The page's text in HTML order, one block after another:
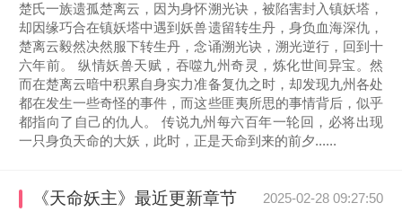
楚氏一族遗孤楚离云，因为身怀溯光诀，被陷害封入镇妖塔，
却因缘巧合在镇妖塔中遇到妖兽遗留转生丹，身负血海深仇，
楚离云毅然决然服下转生丹，念诵溯光诀，溯光逆行，回到十
六年前。 纵情妖兽天赋，吞噬九州奇灵，炼化世间异宝。然
而在楚离云暗中积累自身实力准备复仇之时，却发现九州各处
都在发生一些奇怪的事件，而这些匪夷所思的事情背后，似乎
都指向了自己的仇人。 传说九州每六百年一轮回，必将出现
一只身负天命的大妖，此时，正是天命到来的前夕......
《天命妖主》 最近更新章节 2025-02-28 09:27:50